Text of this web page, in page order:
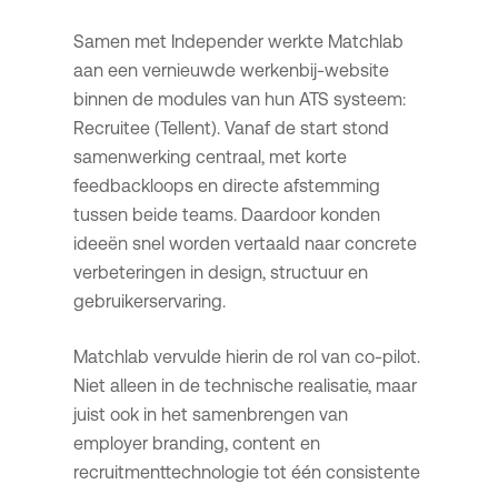
Samen met Independer werkte Matchlab
aan een vernieuwde werkenbij-website
binnen de modules van hun ATS systeem:
Recruitee (Tellent). Vanaf de start stond
samenwerking centraal, met korte
feedbackloops en directe afstemming
tussen beide teams. Daardoor konden
ideeën snel worden vertaald naar concrete
verbeteringen in design, structuur en
gebruikerservaring.
Matchlab vervulde hierin de rol van co-pilot.
Niet alleen in de technische realisatie, maar
juist ook in het samenbrengen van
employer branding, content en
recruitmenttechnologie tot één consistente